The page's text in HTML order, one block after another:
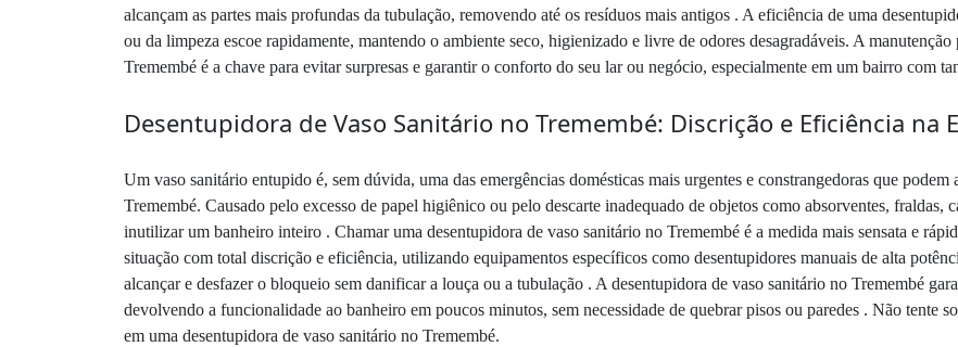
alcançam as partes mais profundas da tubulação, removendo até os resíduos mais antigos . A eficiência de uma
ou da limpeza escoe rapidamente, mantendo o ambiente seco, higienizado e livre de odores desagradáveis. A
Tremembé é a chave para evitar surpresas e garantir o conforto do seu lar ou negócio, especialmente em um bairro com
Desentupidora de Vaso Sanitário no Tremembé: Discrição e Eficiência na
Um vaso sanitário entupido é, sem dúvida, uma das emergências domésticas mais urgentes e constrangedoras que
Tremembé. Causado pelo excesso de papel higiênico ou pelo descarte inadequado de objetos como absorventes, fraldas,
inutilizar um banheiro inteiro . Chamar uma desentupidora de vaso sanitário no Tremembé é a medida mais sensata e
situação com total discrição e eficiência, utilizando equipamentos específicos como desentupidores manuais de alta
alcançar e desfazer o bloqueio sem danificar a louça ou a tubulação . A desentupidora de vaso sanitário no Tremembé
devolvendo a funcionalidade ao banheiro em poucos minutos, sem necessidade de quebrar pisos ou paredes . Não tente
em uma desentupidora de vaso sanitário no Tremembé.